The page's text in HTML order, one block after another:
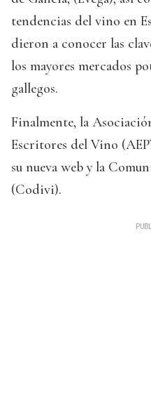
tendencias del vino en
dieron a conocer las
los mayores mercados
gallegos.
Finalmente, la
Escritores del Vino
su nueva web y la
(Codivi).